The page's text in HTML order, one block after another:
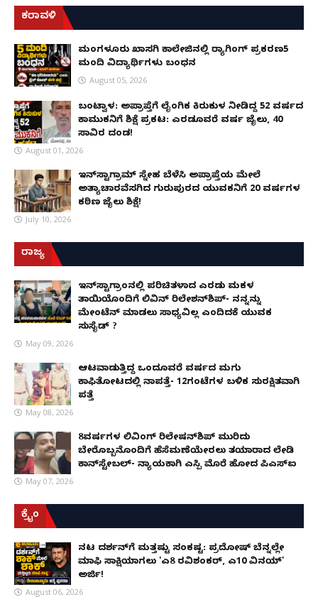
ಕರಾವಳಿ
ಮಂಗಳೂರು ಖಾಸಗಿ ಕಾಲೇಜಿನಲ್ಲಿ ರ‌್ಯಾಗಿಂಗ್ ಪ್ರಕರಣ5
ಮಂದಿ ವಿದ್ಯಾರ್ಥಿಗಳು ಬಂಧನ
August 05, 2026
ಬಂಟ್ವಾಳ: ಅಪ್ರಾಪ್ತೆಗೆ ಲೈಂಗಿಕ ಕಿರುಕುಳ ನೀಡಿದ್ದ 52 ವರ್ಷದ
ಕಾಮುಕನಿಗೆ ಶಿಕ್ಷೆ ಪ್ರಕಟ: ಎರಡೂವರೆ ವರ್ಷ ಜೈಲು, ₹40
ಸಾವಿರ ದಂಡ!
August 01, 2026
ಇನ್‌ಸ್ಟಾಗ್ರಾಮ್ ಸ್ನೇಹ ಬೆಳೆಸಿ ಅಪ್ರಾಪ್ತೆಯ ಮೇಲೆ
ಅತ್ಯಾಚಾರವೆಸಗಿದ ಗುರುಪುರದ ಯುವಕನಿಗೆ 20 ವರ್ಷಗಳ
ಕಠಿಣ ಜೈಲು ಶಿಕ್ಷೆ!
July 10, 2026
ರಾಜ್ಯ
ಇನ್​ಸ್ಟಾಗ್ರಾಂನಲ್ಲಿ ಪರಿಚಿತಳಾದ ಎರಡು ಮಕ್ಕಳ
ತಾಯಿಯೊಂದಿಗೆ ಲಿವಿನ್ ರಿಲೇಶನ್​ಶಿಪ್- ನನ್ನನ್ನು
ಮೇಂಟೆನ್ ಮಾಡಲು ಸಾಧ್ಯವಿಲ್ಲ ಎಂದಿದಕ್ಕೆ ಯುವಕ
ಸುಸೈಡ್ ?
May 09, 2026
ಆಟವಾಡುತ್ತಿದ್ದ ಒಂದೂವರೆ ವರ್ಷದ ಮಗು
ಕಾಫಿತೋಟದಲ್ಲಿ ನಾಪತ್ತೆ- 12ಗಂಟೆಗಳ ಬಳಿಕ ಸುರಕ್ಷಿತವಾಗಿ
ಪತ್ತೆ
May 08, 2026
8ವರ್ಷಗಳ ಲಿವಿಂಗ್‌ ರಿಲೇಷನ್‌ಶಿಪ್ ಮುರಿದು
ಬೇರೊಬ್ಬನೊಂದಿಗೆ ಹೆಸೆಮಣೆಯೇರಲು ತಯಾರಾದ ಲೇಡಿ
ಕಾನ್‌ಸ್ಟೇಬಲ್- ನ್ಯಾಯಕ್ಕಾಗಿ ಎಸ್ಪಿ ಮೊರೆ ಹೋದ ಪಿಎಸ್ಐ
May 07, 2026
ಕ್ರೈಂ
ನಟ ದರ್ಶನ್‌ಗೆ ಮತ್ತಷ್ಟು ಸಂಕಷ್ಟ: ಪ್ರದೋಷ್ ಬೆನ್ನಲ್ಲೇ
ಮಾಫಿ ಸಾಕ್ಷಿಯಾಗಲು 'ಎ8 ರವಿಶಂಕರ್, ಎ10 ವಿನಯ್'
ಅರ್ಜಿ!
August 06, 2026